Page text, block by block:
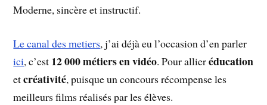
Moderne, sincère et instructif.
Le canal des metiers, j’ai déjà eu l’occasion d’en parler
ici, c’est 12 000 métiers en vidéo. Pour allieréducation
etcréativité, puisque un concours récompense les
meilleurs films réalisés par les élèves.